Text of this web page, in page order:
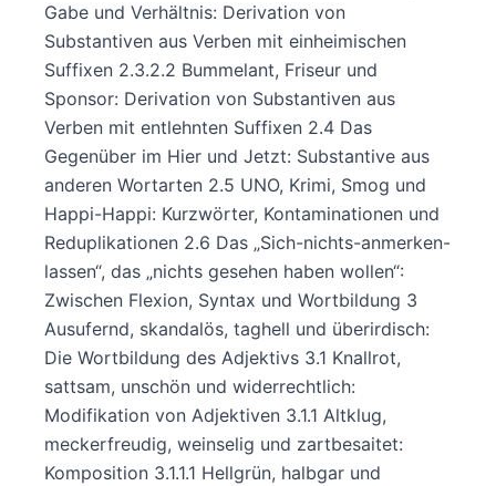
Gabe und Verhältnis: Derivation von
Substantiven aus Verben mit einheimischen
Suffixen 2.3.2.2 Bummelant, Friseur und
Sponsor: Derivation von Substantiven aus
Verben mit entlehnten Suffixen 2.4 Das
Gegenüber im Hier und Jetzt: Substantive aus
anderen Wortarten 2.5 UNO, Krimi, Smog und
Happi-Happi: Kurzwörter, Kontaminationen und
Reduplikationen 2.6 Das „Sich-nichts-anmerken-
lassen“, das „nichts gesehen haben wollen“:
Zwischen Flexion, Syntax und Wortbildung 3
Ausufernd, skandalös, taghell und überirdisch:
Die Wortbildung des Adjektivs 3.1 Knallrot,
sattsam, unschön und widerrechtlich:
Modifikation von Adjektiven 3.1.1 Altklug,
meckerfreudig, weinselig und zartbesaitet:
Komposition 3.1.1.1 Hellgrün, halbgar und